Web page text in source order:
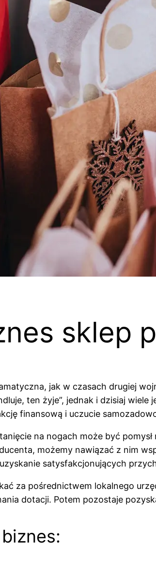
sklep
jak w czasach drugiej
ten żyje”, jednak i dzisiaj wiele
finansową i uczucie
na nogach może być
możemy nawiązać z nim
satysfakcjonujących
za pośrednictwem lokalnego
dotacji. Potem pozostaje